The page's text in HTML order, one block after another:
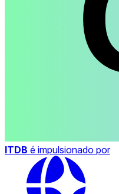
ITDB é impulsionado por